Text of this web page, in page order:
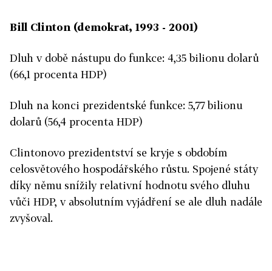
Bill Clinton (demokrat, 1993 - 2001)
Dluh v době nástupu do funkce: 4,35 bilionu dolarů
(66,1 procenta HDP)
Dluh na konci prezidentské funkce: 5,77 bilionu
dolarů (56,4 procenta HDP)
Clintonovo prezidentství se kryje s obdobím
celosvětového hospodářského růstu. Spojené státy
díky němu snížily relativní hodnotu svého dluhu
vůči HDP, v absolutním vyjádření se ale dluh nadále
zvyšoval.